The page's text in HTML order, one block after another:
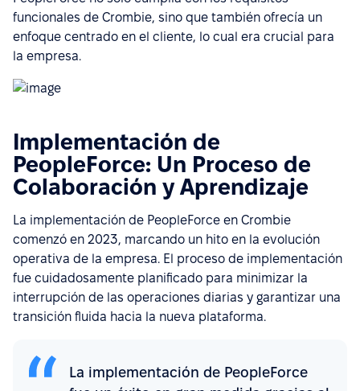
funcionales de Crombie, sino que también ofrecía un
enfoque centrado en el cliente, lo cual era crucial para
la empresa.
Implementación de
PeopleForce: Un Proceso de
Colaboración y Aprendizaje
La implementación de PeopleForce en Crombie
comenzó en 2023, marcando un hito en la evolución
operativa de la empresa. El proceso de implementación
fue cuidadosamente planificado para minimizar la
interrupción de las operaciones diarias y garantizar una
transición fluida hacia la nueva plataforma.
La implementación de PeopleForce